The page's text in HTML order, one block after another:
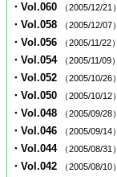
・Vol.060 （2005/12/21）
・Vol.058 （2005/12/07）
・Vol.056 （2005/11/22）
・Vol.054 （2005/11/09）
・Vol.052 （2005/10/26）
・Vol.050 （2005/10/12）
・Vol.048 （2005/09/28）
・Vol.046 （2005/09/14）
・Vol.044 （2005/08/31）
・Vol.042 （2005/08/10）